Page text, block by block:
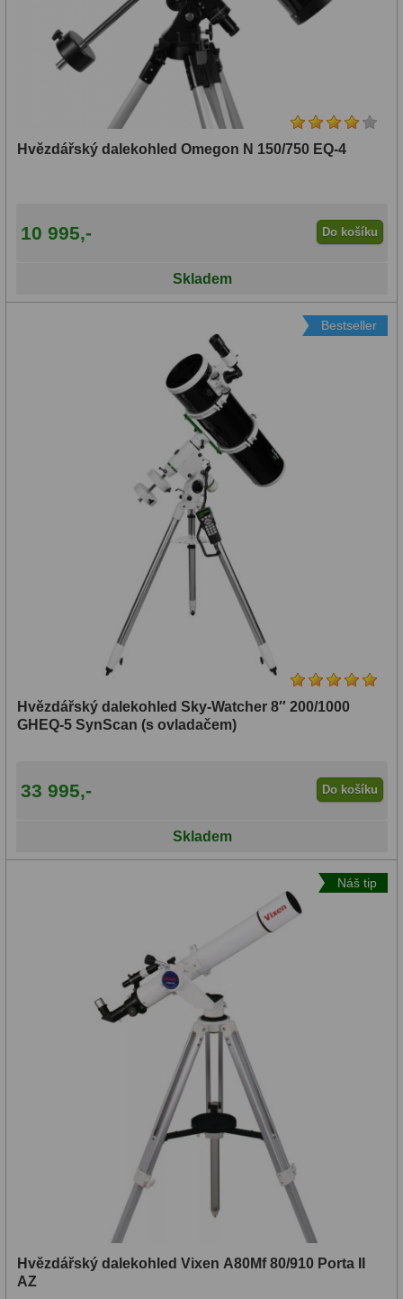
Hvězdářský dalekohled Omegon N 150/750 EQ-4
10 995,- Do košíku
Skladem
Bestseller
Hvězdářský dalekohled Sky-Watcher 8″ 200/1000
GHEQ-5 SynScan (s ovladačem)
33 995,- Do košíku
Skladem
Náš tip
Hvězdářský dalekohled Vixen A80Mf 80/910 Porta II
AZ